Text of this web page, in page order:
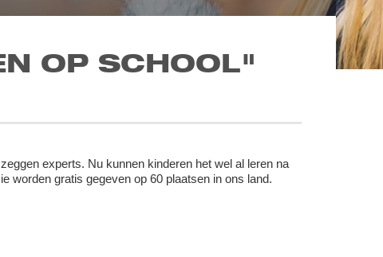
OP SCHOOL"
experts. Nu kunnen kinderen het wel al leren na
worden gratis gegeven op 60 plaatsen in ons land.